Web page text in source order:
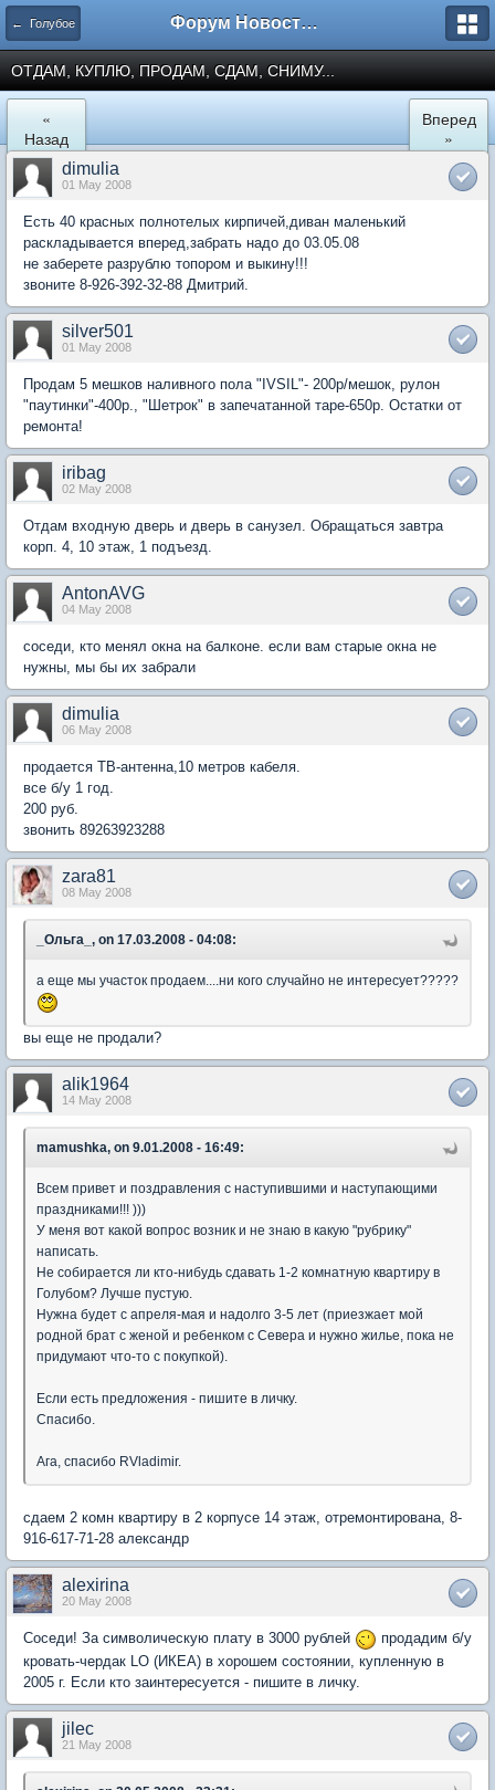
← Голубое Форум Новостройки
ОТДАМ, КУПЛЮ, ПРОДАМ, СДАМ, СНИМУ...
«
Назад
Вперед
»
dimulia
01 May 2008
Есть 40 красных полнотелых кирпичей,диван маленький
раскладывается вперед,забрать надо до 03.05.08
не заберете разрублю топором и выкину!!!
звоните 8-926-392-32-88 Дмитрий.
silver501
01 May 2008
Продам 5 мешков наливного пола "IVSIL"- 200р/мешок, рулон
"паутинки"-400р., "Шетрок" в запечатанной таре-650р. Остатки от
ремонта!
iribag
02 May 2008
Отдам входную дверь и дверь в санузел. Обращаться завтра
корп. 4, 10 этаж, 1 подъезд.
AntonAVG
04 May 2008
соседи, кто менял окна на балконе. если вам старые окна не
нужны, мы бы их забрали
dimulia
06 May 2008
продается ТВ-антенна,10 метров кабеля.
все б/у 1 год.
200 руб.
звонить 89263923288
zara81
08 May 2008
_Ольга_, on 17.03.2008 - 04:08:
а еще мы участок продаем....ни кого случайно не интересует?????
вы еще не продали?
alik1964
14 May 2008
mamushka, on 9.01.2008 - 16:49:
Всем привет и поздравления с наступившими и наступающими
праздниками!!! )))
У меня вот какой вопрос возник и не знаю в какую "рубрику"
написать.
Не собирается ли кто-нибудь сдавать 1-2 комнатную квартиру в
Голубом? Лучше пустую.
Нужна будет с апреля-мая и надолго 3-5 лет (приезжает мой
родной брат с женой и ребенком с Севера и нужно жилье, пока не
придумают что-то с покупкой).
Если есть предложения - пишите в личку.
Спасибо.
Ага, спасибо RVladimir.
сдаем 2 комн квартиру в 2 корпусе 14 этаж, отремонтирована, 8-
916-617-71-28 александр
alexirina
20 May 2008
Соседи! За символическую плату в 3000 рублей
продадим б/у
кровать-чердак LO (ИКЕА) в хорошем состоянии, купленную в
2005 г. Если кто заинтересуется - пишите в личку.
jilec
21 May 2008